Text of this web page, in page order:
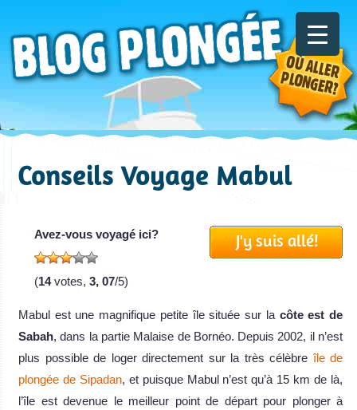
Conseils Voyage Mabul
J'y suis allé!
Avez-vous voyagé ici?
(14votes, 3, 07/5)
Mabul est une magnifique petite île située sur la côte est de
Sabah, dans la partie Malaise de Bornéo. Depuis 2002, il n’est
plus possible de loger directement sur la très célèbreîle de
plongée de Sipadan, et puisque Mabul n’est qu’à 15 km de là,
l’île est devenue le meilleur point de départ pour plonger à